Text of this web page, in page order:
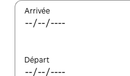
Arrivée
Départ